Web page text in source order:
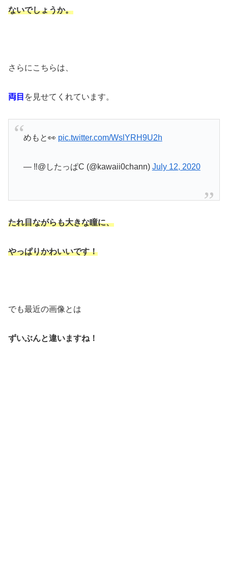
ないでしょうか。
さらにこちらは、
両目 を見せてくれています。
めもと👀 pic.twitter.com/WslYRH9U2h
— ‼️@したっぱC (@kawaii0chann) July 12, 2020
たれ目ながらも大きな瞳に、
やっぱりかわいいです！
でも最近の画像とは
ずいぶんと違いますね！